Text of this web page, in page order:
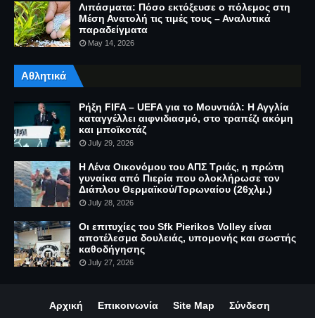
Λιπάσματα: Πόσο εκτόξευσε ο πόλεμος στη
Μέση Ανατολή τις τιμές τους – Αναλυτικά
παραδείγματα
May 14, 2026
Αθλητικά
Ρήξη FIFA – UEFA για το Μουντιάλ: Η Αγγλία
καταγγέλλει αιφνιδιασμό, στο τραπέζι ακόμη
και μποϊκοτάζ
July 29, 2026
Η Λένα Οικονόμου του ΑΠΣ Τριάς, η πρώτη
γυναίκα από Πιερία που ολοκλήρωσε τον
Διάπλου Θερμαϊκού/Τορωναίου (26χλμ.)
July 28, 2026
Οι επιτυχίες του Sfk Pierikos Volley είναι
αποτέλεσμα δουλειάς, υπομονής και σωστής
καθοδήγησης
July 27, 2026
Αρχική Επικοινωνία Site Map Σύνδεση